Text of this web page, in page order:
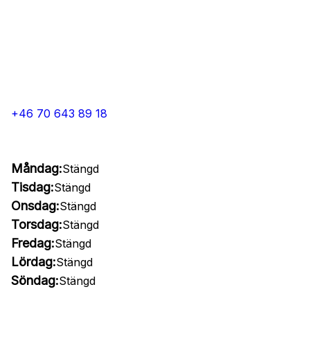
+46 70 643 89 18
Måndag:Stängd
Tisdag:Stängd
Onsdag:Stängd
Torsdag:Stängd
Fredag:Stängd
Lördag:Stängd
Söndag:Stängd